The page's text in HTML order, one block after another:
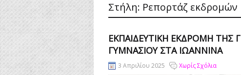
Στήλη: Ρεπορτάζ εκδρομών
ΕΚΠΑΙΔΕΥΤΙΚΉ ΕΚΔΡΟΜΉ ΤΗΣ Γ
ΓΥΜΝΑΣΊΟΥ ΣΤΑ ΙΩΆΝΝΙΝΑ
3 Απριλίου 2025 Χωρίς Σχόλια